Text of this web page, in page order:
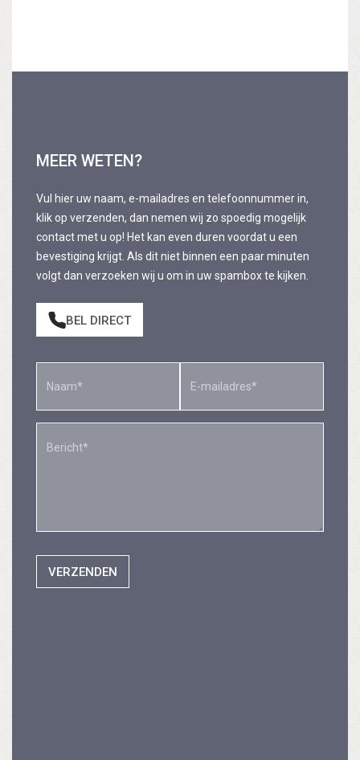
MEER WETEN?
Vul hier uw naam, e-mailadres en telefoonnummer in,
klik op verzenden, dan nemen wij zo spoedig mogelijk
contact met u op! Het kan even duren voordat u een
bevestiging krijgt. Als dit niet binnen een paar minuten
volgt dan verzoeken wij u om in uw spambox te kijken.
BEL DIRECT
VERZENDEN